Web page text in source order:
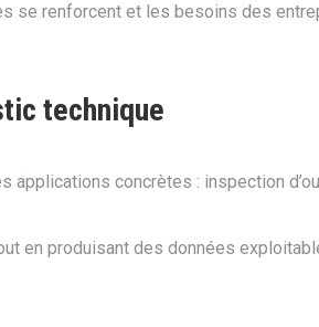
se renforcent et les besoins des
technique
concrètes : inspection
en produisant des données